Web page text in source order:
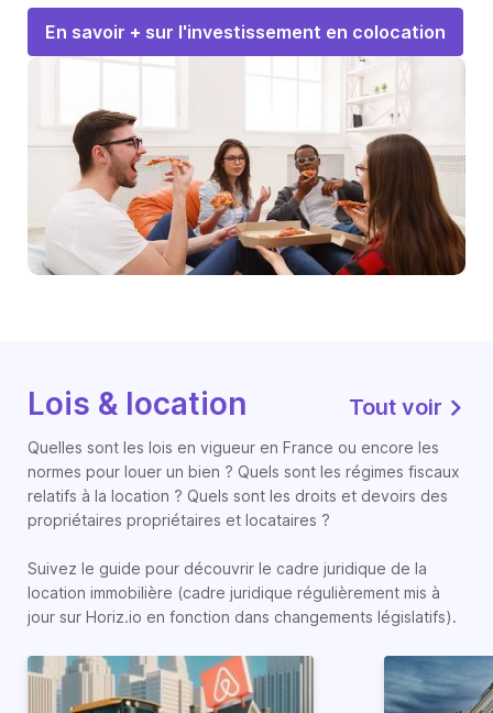
En savoir + sur l'investissement en colocation
Lois & location Tout voir
Quelles sont les lois en vigueur en France ou encore les
normes pour louer un bien ? Quels sont les régimes fiscaux
relatifs à la location ? Quels sont les droits et devoirs des
propriétaires propriétaires et locataires ?
Suivez le guide pour découvrir le cadre juridique de la
location immobilière (cadre juridique régulièrement mis à
jour sur Horiz.io en fonction dans changements législatifs).